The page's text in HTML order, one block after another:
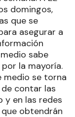
domingos,
que se
asegurar a
sabe
la mayoría.
medio se torna
contar las
y en las redes
obtendrán